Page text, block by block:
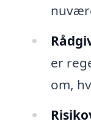
er
om,